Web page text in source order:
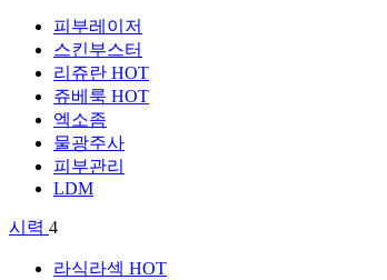
피부레이저
스킨부스터
리쥬란 HOT
쥬베룩 HOT
엑소좀
물광주사
피부관리
LDM
시력 4
라식라섹 HOT